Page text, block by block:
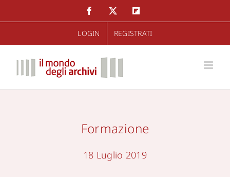
al
FacebookTwitter
LOGIN REGISTRATI
Formazione
18 Luglio 2019